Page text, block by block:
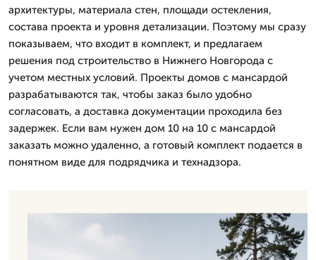
архитектуры, материала стен, площади остекления,
состава проекта и уровня детализации. Поэтому мы сразу
показываем, что входит в комплект, и предлагаем
решения под строительство в Нижнего Новгорода с
учетом местных условий. Проекты домов с мансардой
разрабатываются так, чтобы заказ было удобно
согласовать, а доставка документации проходила без
задержек. Если вам нужен дом 10 на 10 с мансардой
заказать можно удаленно, а готовый комплект подается в
понятном виде для подрядчика и технадзора.